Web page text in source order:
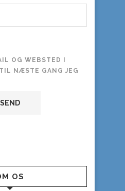
OG WEBSTED I
NÆSTE GANG JEG
OS